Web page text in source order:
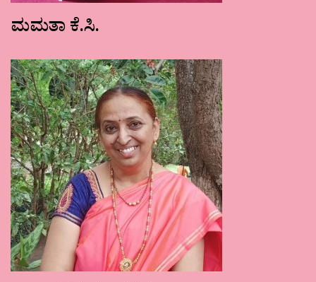
ಮಮತಾ ಕೆ.ಸಿ.